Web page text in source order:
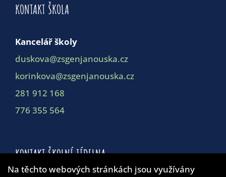
KONTAKT ŠKOLA
Kancelář školy
duskova@zsgenjanouska.cz
korinkova@zsgenjanouska.cz
281 912 168
776 355 564
KONTAKT ŠKOLNÍ JÍDELNA
Na těchto webových stránkách jsou využívány